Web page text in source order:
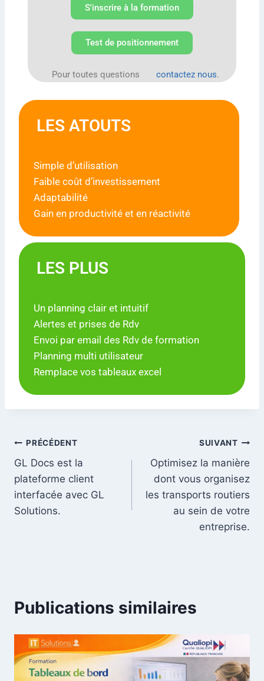
S'inscrire à la formation
Test de positionnement
Pour toutes questions contactez nous.
LES ATOUTS
Simple d’utilisation
Faible coût d’investissement
Adaptabilité
Gain en productivité et en réactivité
LES PLUS
Un planning clair et intuitif
Alertes et prises de Rdv
Envoi par email des Rdv de formation
Planning multi utilisateur
Remplace vos tableaux excel
PRÉCÉDENT
GL Docs est la
plateforme client
interfacée avec GL
Solutions.
SUIVANT
Optimisez la manière
dont vous organisez
les transports routiers
au sein de votre
entreprise.
Publications similaires